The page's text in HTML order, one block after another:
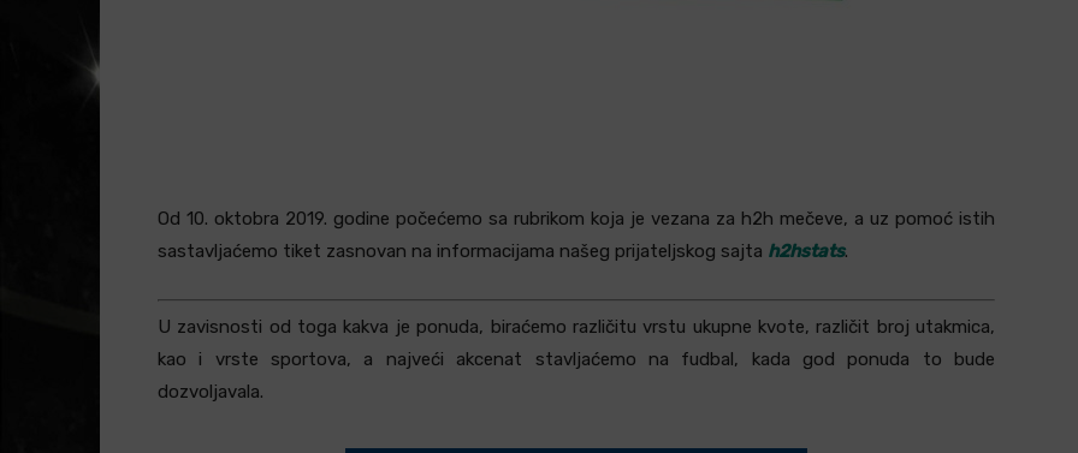
Od 10. oktobra 2019. godine počećemo sa rubrikom koja je vezana za h2h mečeve, a uz pomoć istih
sastavljaćemo tiket zasnovan na informacijama našeg prijateljskog sajta h2hstats.
U zavisnosti od toga kakva je ponuda, biraćemo različitu vrstu ukupne kvote, različit broj utakmica,
kao i vrste sportova, a najveći akcenat stavljaćemo na fudbal, kada god ponuda to bude
dozvoljavala.